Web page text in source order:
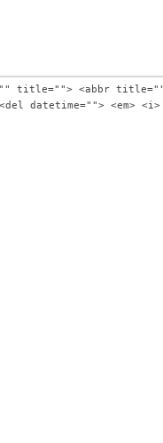
title=""> <abbr
datetime=""> <em>